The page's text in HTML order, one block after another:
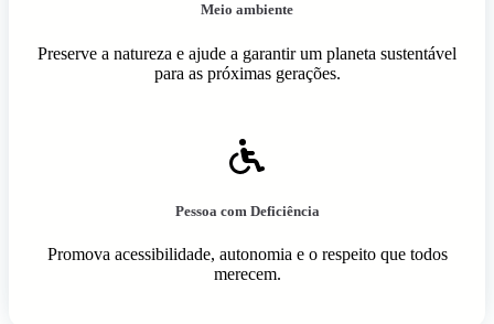
Meio ambiente
Preserve a natureza e ajude a garantir um planeta sustentável
para as próximas gerações.
Pessoa com Deficiência
Promova acessibilidade, autonomia e o respeito que todos
merecem.